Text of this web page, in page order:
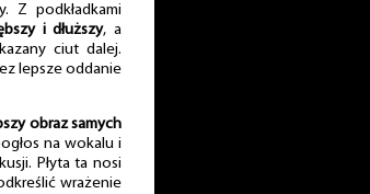
Z podkładkami
i dłuższy, a
ciut dalej.
lepsze oddanie
obraz samych
na wokalu i
Płyta ta nosi
wrażenie